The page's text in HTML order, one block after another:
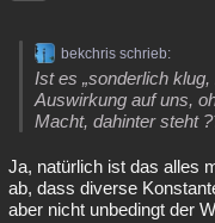
bekchris schrieb:
Ist es „sonderlich
Auswirkung auf uns,
Macht, dahinter steht
Ja, natürlich ist das alles
ab, dass diverse
aber nicht unbedingt der